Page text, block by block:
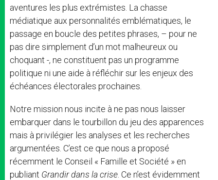
aventures les plus extrémistes. La chasse
médiatique aux personnalités emblématiques, le
passage en boucle des petites phrases, – pour ne
pas dire simplement d’un mot malheureux ou
choquant -, ne constituent pas un programme
politique ni une aide à réfléchir sur les enjeux des
échéances électorales prochaines.
Notre mission nous incite à ne pas nous laisser
embarquer dans le tourbillon du jeu des apparences
mais à privilégier les analyses et les recherches
argumentées. C’est ce que nous a proposé
récemment le Conseil « Famille et Société » en
publiant Grandir dans la crise . Ce n’est évidemment